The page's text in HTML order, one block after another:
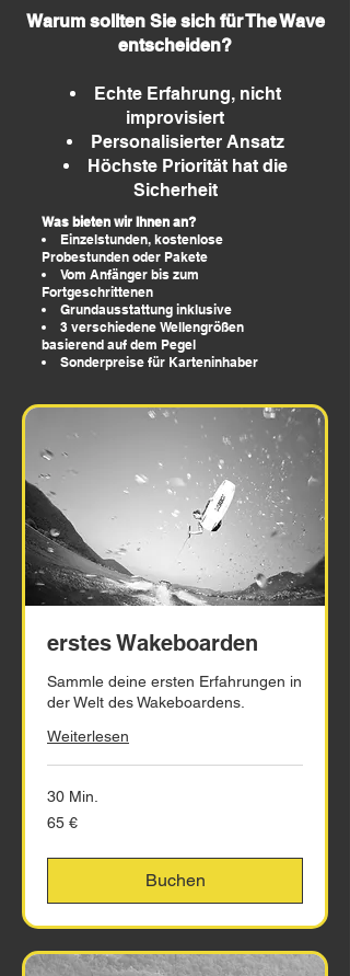
Warum sollten Sie sich für The Wave
entscheiden?
Echte Erfahrung, nicht
improvisiert
Personalisierter Ansatz
Höchste Priorität hat die
Sicherheit
Was bieten wir Ihnen an?
Einzelstunden, kostenlose
Probestunden oder Pakete
Vom Anfänger bis zum
Fortgeschrittenen
Grundausstattung inklusive
3 verschiedene Wellengrößen
basierend auf dem Pegel
Sonderpreise für Karteninhaber
erstes Wakeboarden
Sammle deine ersten Erfahrungen in
der Welt des Wakeboardens.
Weiterlesen
30 Min.
65
Euro
65 €
Buchen